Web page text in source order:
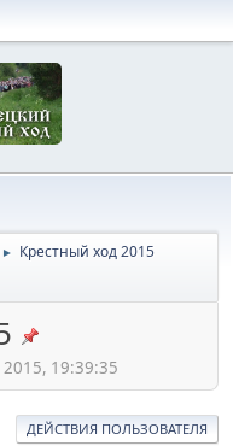
► Крестный ход 2015
2015, 19:39:35
ДЕЙСТВИЯ ПОЛЬЗОВАТЕЛЯ